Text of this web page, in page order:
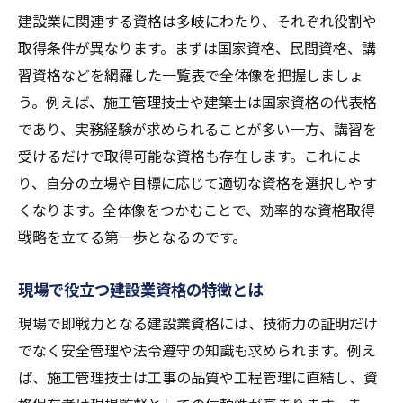
建設業資格ランキングで見つかる選択肢
建設業資格 講習で知る取得の近道
未経験から建設業でキャリアを築くコツ
キャリアアップに役立つ建設業資格の選び方
建設業資格ランキングで将来性を比較
建設業資格一覧表から戦略的に選ぶ方法
昇進に直結する建設業資格はどれか
建設業資格マニアがおすすめする選択基準
現場で評価される建設業資格のポイント
建設業資格マニア必見の最新一覧表を解説
建設業資格マニアが注目する資格一覧表
建設業に関連する資格は多岐にわたり、それぞれ役割や
取得条件が異なります。まずは国家資格、民間資格、講
習資格などを網羅した一覧表で全体像を把握しましょ
う。例えば、施工管理技士や建築士は国家資格の代表格
であり、実務経験が求められることが多い一方、講習を
受けるだけで取得可能な資格も存在します。これによ
り、自分の立場や目標に応じて適切な資格を選択しやす
くなります。全体像をつかむことで、効率的な資格取得
戦略を立てる第一歩となるのです。
現場で役立つ建設業資格の特徴とは
現場で即戦力となる建設業資格には、技術力の証明だけ
でなく安全管理や法令遵守の知識も求められます。例え
ば、施工管理技士は工事の品質や工程管理に直結し、資